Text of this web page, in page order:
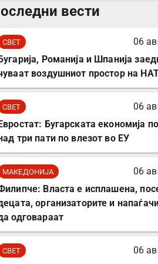
комплет за
вести
СВЕТ
06
Романија и Шпанија
воздушниот простор на
СВЕТ
06
Бугарската економија
три пати по влезот во ЕУ
МАКЕДОНИЈА
06
Власта е исплашена,
организаторите и
одговараат
СВЕТ
06